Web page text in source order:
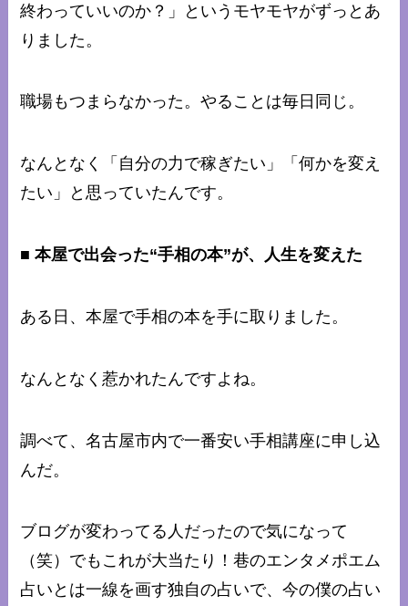
終わっていいのか？」というモヤモヤがずっとあ
りました。
職場もつまらなかった。やることは毎日同じ。
なんとなく「自分の力で稼ぎたい」「何かを変え
たい」と思っていたんです。
■ 本屋で出会った“手相の本”が、人生を変えた
ある日、本屋で手相の本を手に取りました。
なんとなく惹かれたんですよね。
調べて、名古屋市内で一番安い手相講座に申し込
んだ。
ブログが変わってる人だったので気になって
（笑）でもこれが大当たり！巷のエンタメポエム
占いとは一線を画す独自の占いで、今の僕の占い